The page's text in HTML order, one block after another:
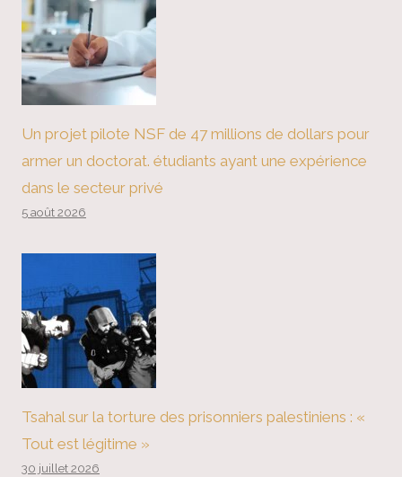
Un projet pilote NSF de 47 millions de dollars pour
armer un doctorat. étudiants ayant une expérience
dans le secteur privé
5 août 2026
Tsahal sur la torture des prisonniers palestiniens : «
Tout est légitime »
30 juillet 2026